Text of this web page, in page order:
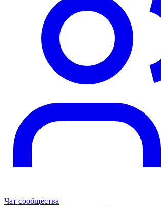
Чат сообщества